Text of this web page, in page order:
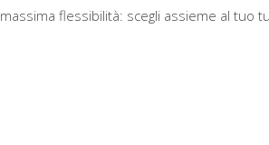
flessibilità: scegli assieme al